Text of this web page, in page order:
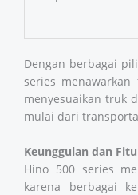
Dengan berbagai
series
menyesuaikan truk
mulai dari
Keunggulan dan
Hino 500 series
karena berbagai